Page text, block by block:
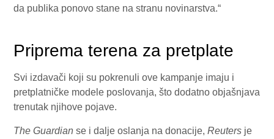
da publika ponovo stane na stranu novinarstva.“
Priprema terena za pretplate
Svi izdavači koji su pokrenuli ove kampanje imaju i
pretplatničke modele poslovanja, što dodatno objašnjava
trenutak njihove pojave.
The Guardian se i dalje oslanja na donacije,Reuters je